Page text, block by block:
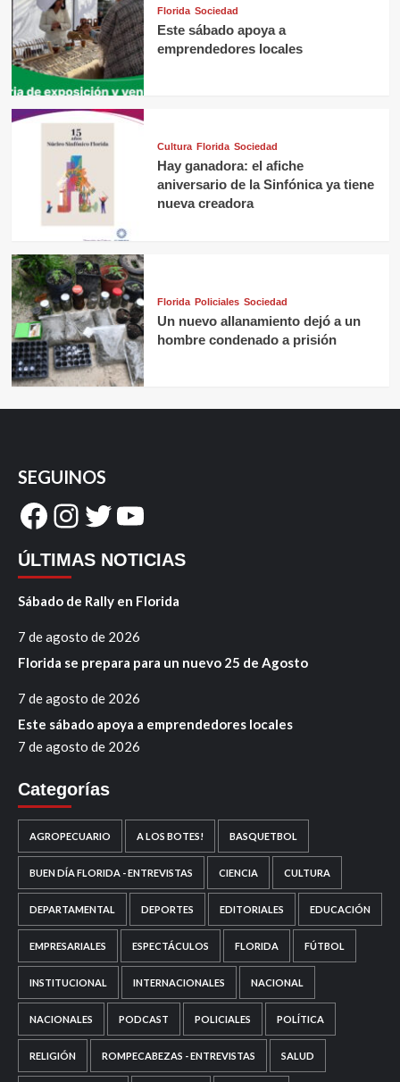
Florida Sociedad
Este sábado apoya a
emprendedores locales
Cultura Florida Sociedad
Hay ganadora: el afiche
aniversario de la Sinfónica ya tiene
nueva creadora
Florida Policiales Sociedad
Un nuevo allanamiento dejó a un
hombre condenado a prisión
SEGUINOS
Facebook
Instagram
Twitter
YouTube
ÚLTIMAS NOTICIAS
Sábado de Rally en Florida
7 de agosto de 2026
Florida se prepara para un nuevo 25 de Agosto
7 de agosto de 2026
Este sábado apoya a emprendedores locales
7 de agosto de 2026
Categorías
AGROPECUARIO A LOS BOTES! BASQUETBOL
BUEN DÍA FLORIDA - ENTREVISTAS CIENCIA CULTURA
DEPARTAMENTAL DEPORTES EDITORIALES EDUCACIÓN
EMPRESARIALES ESPECTÁCULOS FLORIDA FÚTBOL
INSTITUCIONAL INTERNACIONALES NACIONAL
NACIONALES PODCAST POLICIALES POLÍTICA
RELIGIÓN ROMPECABEZAS - ENTREVISTAS SALUD